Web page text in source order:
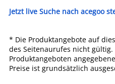
Jetzt live Suche nach acegoo
* Die Produktangebote auf
des Seitenaurufes nicht
Produktangeboten
Preise ist grundsätzlich